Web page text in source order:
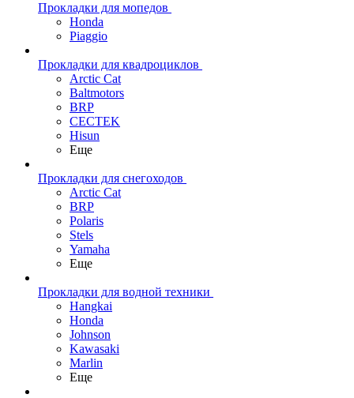
Прокладки для мопедов
Honda
Piaggio
Прокладки для квадроциклов
Arctic Cat
Baltmotors
BRP
CECTEK
Hisun
Еще
Прокладки для снегоходов
Arctic Cat
BRP
Polaris
Stels
Yamaha
Еще
Прокладки для водной техники
Hangkai
Honda
Johnson
Kawasaki
Marlin
Еще